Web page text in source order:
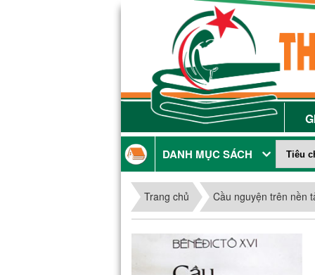
DANH MỤC SÁCH
Trang chủ Cầu nguyện trên nền